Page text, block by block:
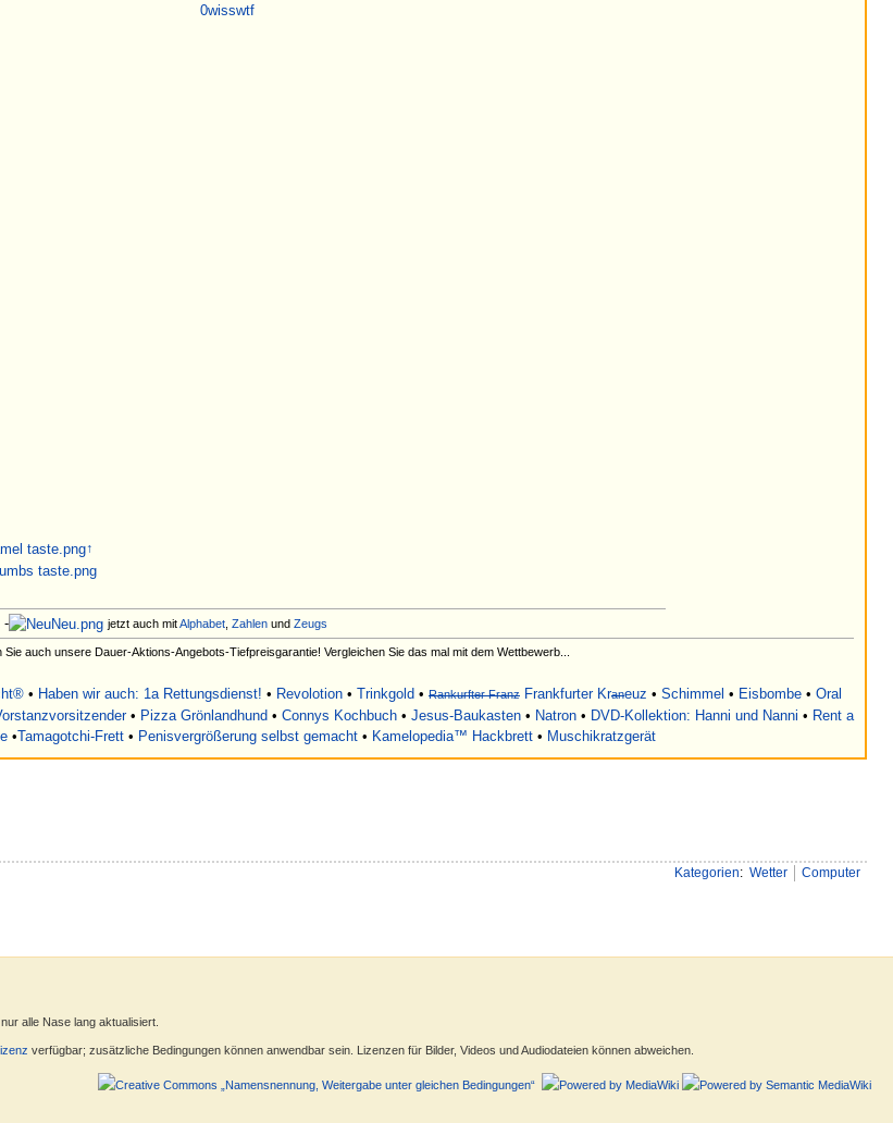
0wisswtf
↑
- jetzt auch mitAlphabet Zahlen und Zeugs
Sie auch unsere Dauer-Aktions-Angebots-Tiefpreisgarantie! Vergleichen Sie das mal mit dem Wettbewerb...
• Haben wir auch: 1a Rettungsdienst! • Revolotion • Trinkgold • Rankurfter Franz Frankfurter Kraneuz • Schimmel • Eisbombe • Oral
• Pizza Grönlandhund • Connys Kochbuch • Jesus-Baukasten • Natron • DVD-Kollektion: Hanni und Nanni • Rent a
•Tamagotchi-Frett • Penisvergrößerung selbst gemacht • Kamelopedia™ Hackbrett • Muschikratzgerät
Kategorien: Wetter Computer
alle Nase lang aktualisiert.
verfügbar; zusätzliche Bedingungen können anwendbar sein. Lizenzen für Bilder, Videos und Audiodateien können abweichen.